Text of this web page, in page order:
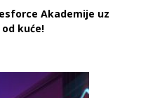
Akademije uz
kuće!